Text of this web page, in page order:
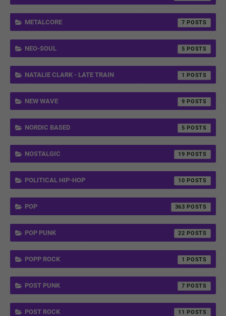
METALCORE 7
NEO-SOUL 5
NATALIE CLARK - LATE TRAIN 1
NEW WAVE 9
NORDIC BASED 5
NOSTALGIC 19
POLITICAL HIP-HOP 10
POP 363
POP PUNK 22
POPP ROCK 1
POST PUNK 7
POST ROCK 11